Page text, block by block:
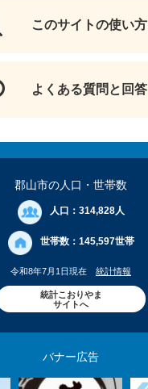
このサイトの使い方
よくある質問と回答
郡山市の人口 ・世帯数
人口： 314,828人
世帯数： 145,597世帯
令和8年7月1日現在 統計情報
統計こおりやま
サイトへ
バナー広告